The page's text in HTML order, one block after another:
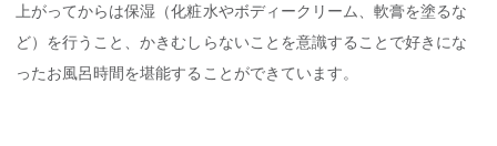
上がってからは保湿（化粧水やボディークリーム、軟膏を塗るな
ど）を行うこと、かきむしらないことを意識することで好きにな
ったお風呂時間を堪能することができています。